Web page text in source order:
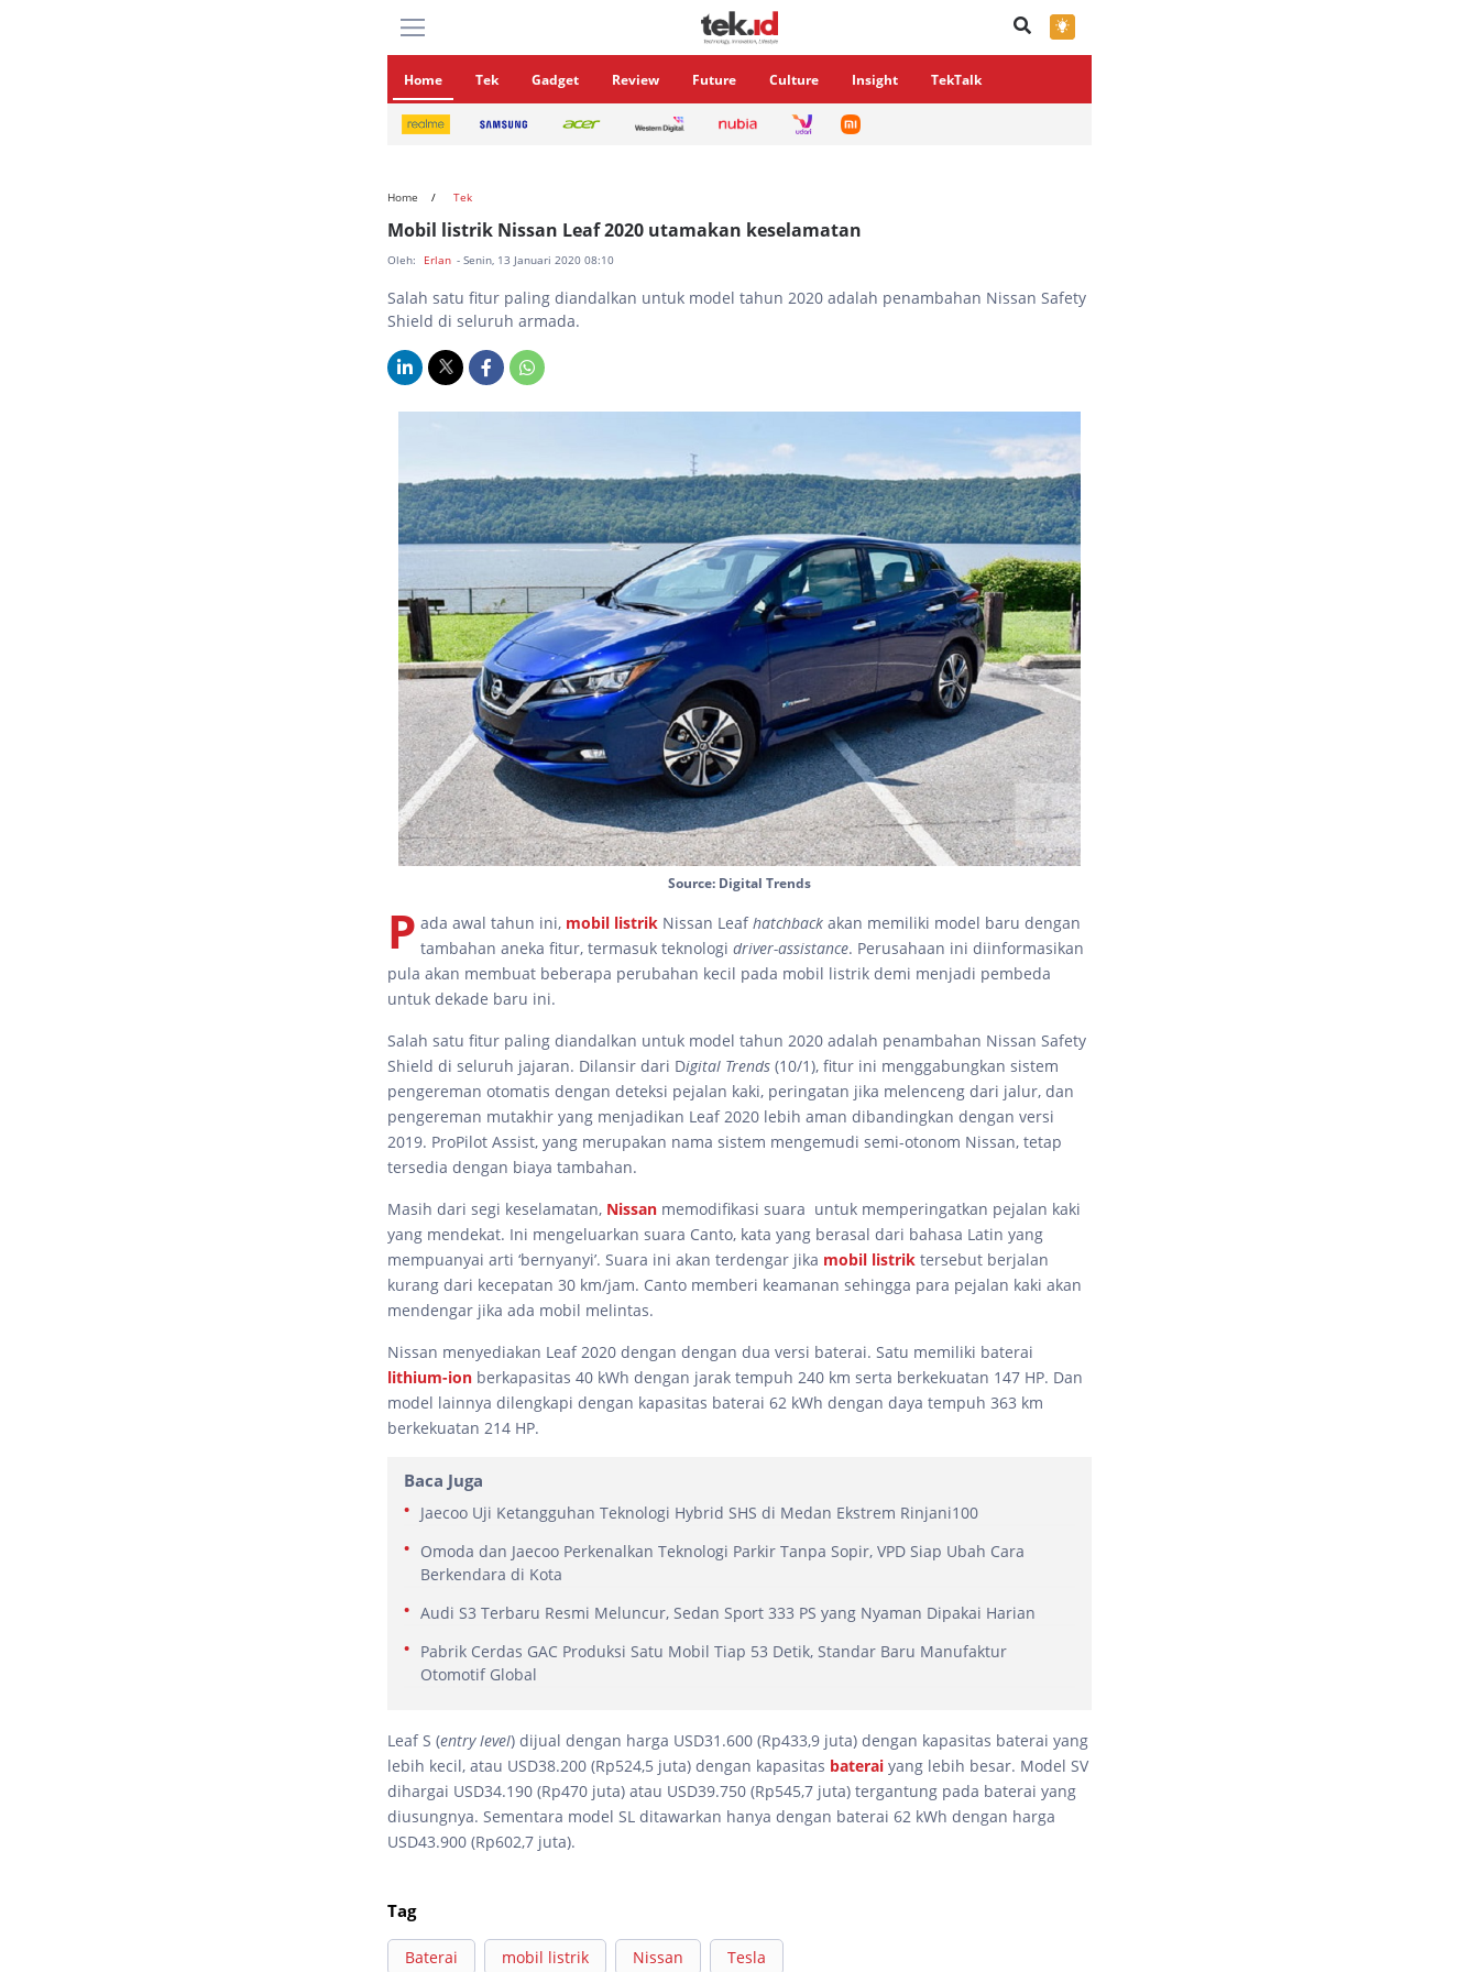
×
Home Tek Gadget Review Future Culture Insight TekTalk
Home Tek
Mobil listrik Nissan Leaf 2020 utamakan keselamatan
Oleh: Erlan - Senin, 13 Januari 2020 08:10
Salah satu fitur paling diandalkan untuk model tahun 2020 adalah penambahan Nissan Safety
Shield di seluruh armada.
Source: Digital Trends
P ada awal tahun ini, mobil listrik Nissan Leafhatchback akan memiliki model baru dengan
tambahan aneka fitur, termasuk teknologi driver-assistance. Perusahaan ini diinformasikan
pula akan membuat beberapa perubahan kecil pada mobil listrik demi menjadi pembeda
untuk dekade baru ini.
Salah satu fitur paling diandalkan untuk model tahun 2020 adalah penambahan Nissan Safety
Shield di seluruh jajaran. Dilansir dari Digital Trends (10/1), fitur ini menggabungkan sistem
pengereman otomatis dengan deteksi pejalan kaki, peringatan jika melenceng dari jalur, dan
pengereman mutakhir yang menjadikan Leaf 2020 lebih aman dibandingkan dengan versi
2019. ProPilot Assist, yang merupakan nama sistem mengemudi semi-otonom Nissan, tetap
tersedia dengan biaya tambahan.
Masih dari segi keselamatan, Nissan memodifikasi suara untuk memperingatkan pejalan kaki
yang mendekat. Ini mengeluarkan suara Canto, kata yang berasal dari bahasa Latin yang
mempuanyai arti ‘bernyanyi’. Suara ini akan terdengar jika mobil listrik tersebut berjalan
kurang dari kecepatan 30 km/jam. Canto memberi keamanan sehingga para pejalan kaki akan
mendengar jika ada mobil melintas.
Nissan menyediakan Leaf 2020 dengan dengan dua versi baterai. Satu memiliki baterai
lithium-ion berkapasitas 40 kWh dengan jarak tempuh 240 km serta berkekuatan 147 HP. Dan
model lainnya dilengkapi dengan kapasitas baterai 62 kWh dengan daya tempuh 363 km
berkekuatan 214 HP.
Baca Juga
Jaecoo Uji Ketangguhan Teknologi Hybrid SHS di Medan Ekstrem Rinjani100
Omoda dan Jaecoo Perkenalkan Teknologi Parkir Tanpa Sopir, VPD Siap Ubah Cara
Berkendara di Kota
Audi S3 Terbaru Resmi Meluncur, Sedan Sport 333 PS yang Nyaman Dipakai Harian
Pabrik Cerdas GAC Produksi Satu Mobil Tiap 53 Detik, Standar Baru Manufaktur
Otomotif Global
Leaf S (entry level) dijual dengan harga USD31.600 (Rp433,9 juta) dengan kapasitas baterai yang
lebih kecil, atau USD38.200 (Rp524,5 juta) dengan kapasitas baterai yang lebih besar. Model SV
dihargai USD34.190 (Rp470 juta) atau USD39.750 (Rp545,7 juta) tergantung pada baterai yang
diusungnya. Sementara model SL ditawarkan hanya dengan baterai 62 kWh dengan harga
USD43.900 (Rp602,7 juta).
Tag
Baterai mobil listrik Nissan Tesla